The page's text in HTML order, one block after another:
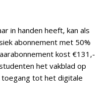
in handen heeft, kan als
abonnement met 50%
kost €131,-
het vakblad op
tot het digitale